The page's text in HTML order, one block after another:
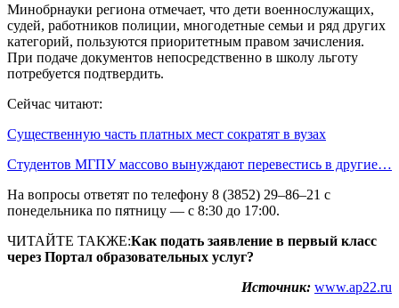
Минобрнауки региона отмечает, что дети военнослужащих,
судей, работников полиции, многодетные семьи и ряд других
категорий, пользуются приоритетным правом зачисления.
При подаче документов непосредственно в школу льготу
потребуется подтвердить.
Сейчас читают:
Существенную часть платных мест сократят в вузах
Студентов МГПУ массово вынуждают перевестись в другие…
На вопросы ответят по телефону 8 (3852) 29–86–21 с
понедельника по пятницу — с 8:30 до 17:00.
ЧИТАЙТЕ ТАКЖЕ:Как подать заявление в первый класс
через Портал образовательных услуг?
Источник: www.ap22.ru